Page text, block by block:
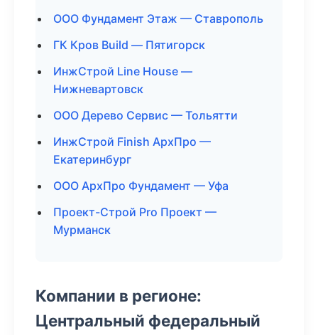
ООО Фундамент Этаж — Ставрополь
ГК Кров Build — Пятигорск
ИнжСтрой Line House —
Нижневартовск
ООО Дерево Сервис — Тольятти
ИнжСтрой Finish АрхПро —
Екатеринбург
ООО АрхПро Фундамент — Уфа
Проект-Строй Pro Проект —
Мурманск
Компании в регионе:
Центральный федеральный